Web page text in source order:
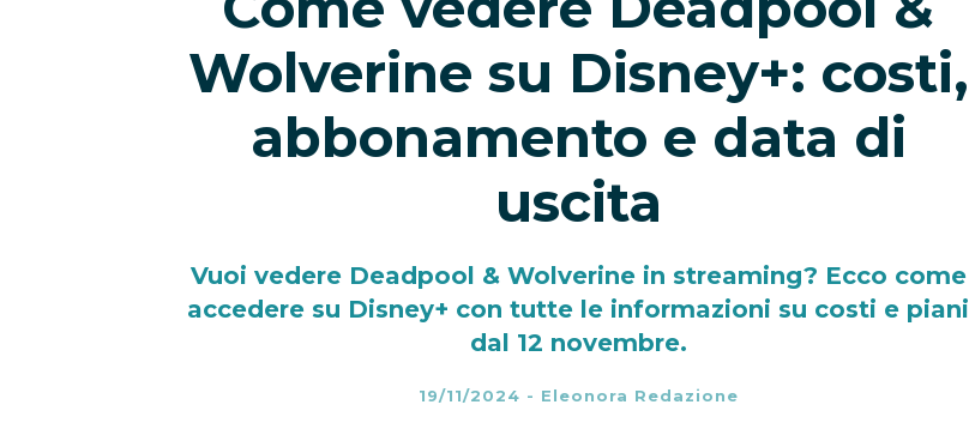
Wolverine su Disney+: costi,
abbonamento e data di
uscita
Vuoi vedere Deadpool & Wolverine in streaming? Ecco come
accedere su Disney+ con tutte le informazioni su costi e piani
dal 12 novembre.
19/11/2024 - Eleonora Redazione